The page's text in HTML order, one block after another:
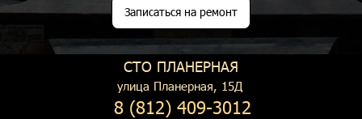
Записаться на ремонт
СТО ПЛАНЕРНАЯ
улица Планерная, 15Д
8 (812) 409-3012